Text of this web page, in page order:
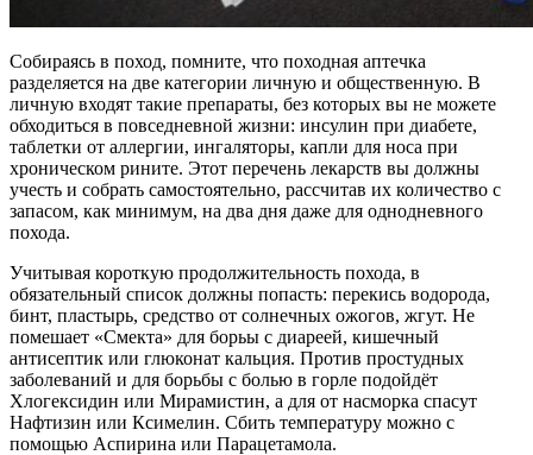
Собираясь в поход, помните, что походная аптечка
разделяется на две категории личную и общественную. В
личную входят такие препараты, без которых вы не можете
обходиться в повседневной жизни: инсулин при диабете,
таблетки от аллергии, ингаляторы, капли для носа при
хроническом рините. Этот перечень лекарств вы должны
учесть и собрать самостоятельно, рассчитав их количество с
запасом, как минимум, на два дня даже для однодневного
похода.
Учитывая короткую продолжительность похода, в
обязательный список должны попасть: перекись водорода,
бинт, пластырь, средство от солнечных ожогов, жгут. Не
помешает «Смекта» для борьы с диареей, кишечный
антисептик или глюконат кальция. Против простудных
заболеваний и для борьбы с болью в горле подойдёт
Хлогексидин или Мирамистин, а для от насморка спасут
Нафтизин или Ксимелин. Сбить температуру можно с
помощью Аспирина или Парацетамола.